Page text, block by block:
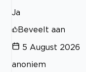
Ja
Beveelt aan
5 August 2026
anoniem